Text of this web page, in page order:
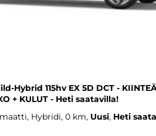
Hybrid 115hv EX 5D DCT -
+ KULUT - Heti saatavilla!
Hybridi, 0 km Uusi Heti